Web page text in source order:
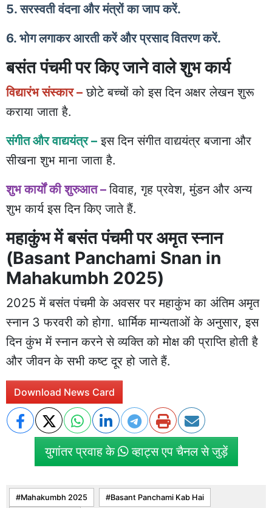
5. सरस्वती वंदना और मंत्रों का जाप करें.
6. भोग लगाकर आरती करें और प्रसाद वितरण करें.
बसंत पंचमी पर किए जाने वाले शुभ कार्य
विद्यारंभ संस्कार – छोटे बच्चों को इस दिन अक्षर लेखन शुरू
कराया जाता है.
संगीत और वाद्ययंत्र – इस दिन संगीत वाद्ययंत्र बजाना और
सीखना शुभ माना जाता है.
शुभ कार्यों की शुरुआत –विवाह, गृह प्रवेश, मुंडन और अन्य
शुभ कार्य इस दिन किए जाते हैं.
महाकुंभ में बसंत पंचमी पर अमृत स्नान
(Basant Panchami Snan in
Mahakumbh 2025)
2025 में बसंत पंचमी के अवसर पर महाकुंभ का अंतिम अमृत
स्नान 3 फरवरी को होगा. धार्मिक मान्यताओं के अनुसार, इस
दिन कुंभ में स्नान करने से व्यक्ति को मोक्ष की प्राप्ति होती है
और जीवन के सभी कष्ट दूर हो जाते हैं.
Download News Card
युगांतर प्रवाह के व्हाट्स एप चैनल से जुड़ें
Mahakumbh 2025 Basant Panchami Kab Hai